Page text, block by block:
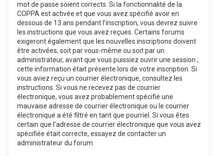
mot de passe soient corrects. Si la fonctionnalité de la
COPPA est activée et que vous avez spécifié avoir en
dessous de 13 ans pendant l’inscription, vous devrez suivre
les instructions que vous avez reçues. Certains forums
exigeront également que les nouvelles inscriptions doivent
être activées, soit par vous-même ou soit par un
administrateur, avant que vous puissiez ouvrir une session ;
cette information était présente lors de votre inscription. Si
vous aviez reçu un courrier électronique, consultez les
instructions. Si vous ne recevez pas de courrier
électronique, vous avez probablement spécifié une
mauvaise adresse de courrier électronique ou le courrier
électronique a été filtré en tant que pourriel. Si vous êtes
certain que l’adresse de courrier électronique que vous avez
spécifiée était correcte, essayez de contacter un
administrateur du forum.